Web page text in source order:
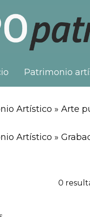
Patrimonio
Artístico » Arte
Artístico »
0